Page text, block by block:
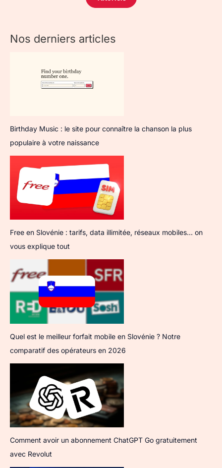
Nos derniers articles
Birthday Music : le site pour connaître la chanson la plus
populaire à votre naissance
Free en Slovénie : tarifs, data illimitée, réseaux mobiles… on
vous explique tout
Quel est le meilleur forfait mobile en Slovénie ? Notre
comparatif des opérateurs en 2026
Comment avoir un abonnement ChatGPT Go gratuitement
avec Revolut